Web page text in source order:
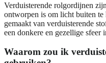
Verduisterende rolgordijnen
ontworpen is om licht buiten
gemaakt van verduisterende
een donkere en gezellige sfeer
Waarom zou ik